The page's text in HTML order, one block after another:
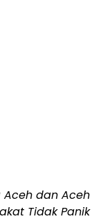
Aceh dan Aceh
Tidak Panik